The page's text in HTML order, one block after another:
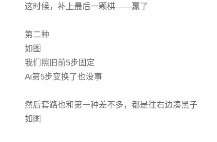
这时候，补上最后一颗棋——赢了
第二种
如图
我们照旧前5步固定
Ai第5步变换了也没事
然后套路也和第一种差不多，都是往右边凑黑子
如图